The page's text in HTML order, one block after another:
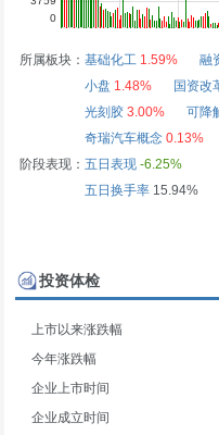
所属板块： 基础化工 1.59%
融
小盘 1.48%
国资改
光刻胶 3.00%
可降
奇瑞汽车概念 0.13%
阶段表现： 五日表现 -6.25%
五日换手率15.94%
投资体检
上市以来涨跌幅
今年涨跌幅
企业上市时间
企业成立时间